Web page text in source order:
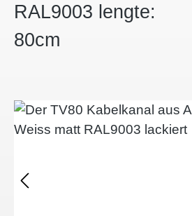
RAL9003 lengte:
80cm
Afbeeldingengalerij overslaan